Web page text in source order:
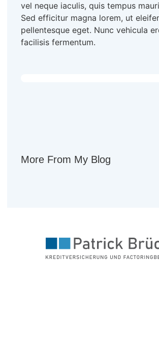
vel neque iaculis, quis tempus
Sed efficitur magna lorem, ut
pellentesque eget. Nunc vehicula
facilisis fermentum.
More From My Blog